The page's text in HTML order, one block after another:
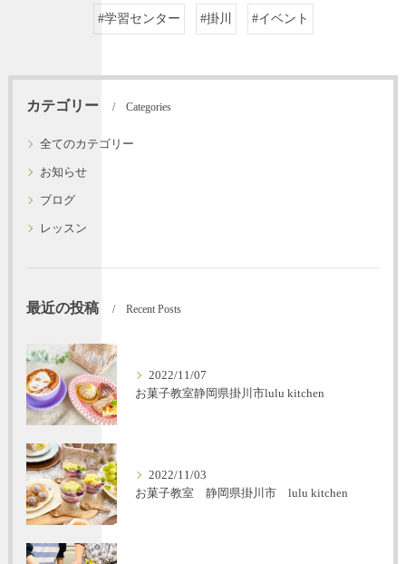
#学習センター #掛川 #イベント
カテゴリー Categories
全てのカテゴリー
お知らせ
ブログ
レッスン
最近の投稿 Recent Posts
2022/11/07
お菓子教室静岡県掛川市lulu kitchen
2022/11/03
お菓子教室 静岡県掛川市 lulu kitchen